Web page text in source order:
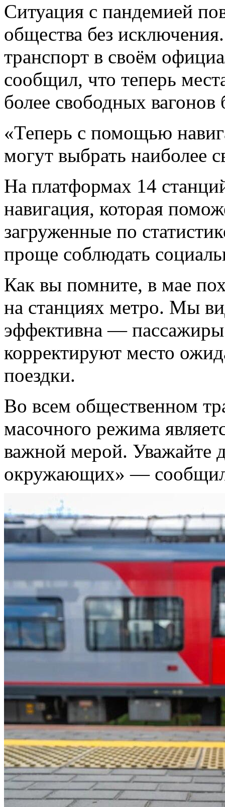
Ситуация с пандемией
общества без
транспорт в своём
сообщил, что теперь
более свободных
«Теперь с помощью
могут выбрать наиболее
На платформах 14
навигация, которая
загруженные по
проще соблюдать
Как вы помните, в мае
на станциях метро. Мы
эффективна —
корректируют место
поездки.
Во всем общественном
масочного режима
важной мерой. Уважайте
окружающих» —